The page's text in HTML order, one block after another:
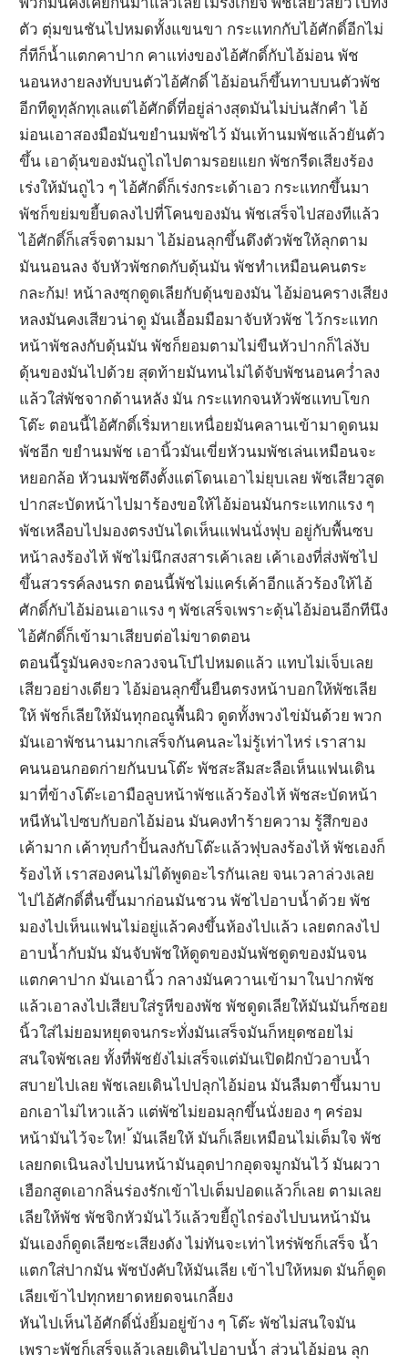
ตัว ตุ่มขนชันไปหมดทั้งแขนขา กระแทกกับไอ้ศักดิ์อีกไม่
กี่ทีก็น้ำแตกคาปาก คาแท่งของไอ้ศักดิ์กับไอ้ม่อน พัช
นอนหงายลงทับบนตัวไอ้ศักดิ์ ไอ้ม่อนก็ขึ้นทาบบนตัวพัช
อีกทีดูทุลักทุเลแต่ไอ้ศักดิ์ที่อยู่ล่างสุดมันไม่บ่นสักคำ ไอ้
ม่อนเอาสองมือมันขยำนมพัชไว้ มันเท้านมพัชแล้วยันตัว
ขึ้น เอาดุ้นของมันถูไถไปตามรอยแยก พัชกรีดเสียงร้อง
เร่งให้มันถูไว ๆ ไอ้ศักดิ์ก็เร่งกระเด้าเอว กระแทกขึ้นมา
พัชก็ขย่มขยี้บดลงไปที่โคนของมัน พัชเสร็จไปสองทีแล้ว
ไอ้ศักดิ์ก็เสร็จตามมา ไอ้ม่อนลุกขึ้นดึงตัวพัชให้ลุกตาม
มันนอนลง จับหัวพัชกดกับดุ้นมัน พัชทำเหมือนคนตระ
กละก้ม! หน้าลงซุกดูดเลียกับดุ้นของมัน ไอ้ม่อนครางเสียง
หลงมันคงเสียวน่าดู มันเอื้อมมือมาจับหัวพัช ไว้กระแทก
หน้าพัชลงกับดุ้นมัน พัชก็ยอมตามไม่ขืนหัวปากก็ไล่งับ
ดุ้นของมันไปด้วย สุดท้ายมันทนไม่ได้จับพัชนอนคว่ำลง
แล้วใส่พัชจากด้านหลัง มัน กระแทกจนหัวพัชแทบโขก
โต๊ะ ตอนนี้ไอ้ศักดิ์เริ่มหายเหนื่อยมันคลานเข้ามาดูดนม
พัชอีก ขยำนมพัช เอานิ้วมันเขี่ยหัวนมพัชเล่นเหมือนจะ
หยอกล้อ หัวนมพัชตึงตั้งแต่โดนเอาไม่ยุบเลย พัชเสียวสูด
ปากสะบัดหน้าไปมาร้องขอให้ไอ้ม่อนมันกระแทกแรง ๆ
พัชเหลือบไปมองตรงบันไดเห็นแฟนนั่งฟุบ อยู่กับพื้นซบ
หน้าลงร้องไห้ พัชไม่นึกสงสารเค้าเลย เค้าเองที่ส่งพัชไป
ขึ้นสวรรค์ลงนรก ตอนนี้พัชไม่แคร์เค้าอีกแล้วร้องให้ไอ้
ศักดิ์กับไอ้ม่อนเอาแรง ๆ พัชเสร็จเพราะดุ้นไอ้ม่อนอีกทีนึง
ไอ้ศักดิ์ก็เข้ามาเสียบต่อไม่ขาดตอน
ตอนนี้รูมันคงจะกลวงจนโบ๋ไปหมดแล้ว แทบไม่เจ็บเลย
เสียวอย่างเดียว ไอ้ม่อนลุกขึ้นยืนตรงหน้าบอกให้พัชเลีย
ให้ พัชก็เลียให้มันทุกอณูพื้นผิว ดูดทั้งพวงไข่มันด้วย พวก
มันเอาพัชนานมากเสร็จกันคนละไม่รู้เท่าไหร่ เราสาม
คนนอนกอดก่ายกันบนโต๊ะ พัชสะลึมสะลือเห็นแฟนเดิน
มาที่ข้างโต๊ะเอามือลูบหน้าพัชแล้วร้องไห้ พัชสะบัดหน้า
หนีหันไปซบกับอกไอ้ม่อน มันคงทำร้ายความ รู้สึกของ
เค้ามาก เค้าทุบกำปั้นลงกับโต๊ะแล้วฟุบลงร้องไห้ พัชเองก็
ร้องไห้ เราสองคนไม่ได้พูดอะไรกันเลย จนเวลาล่วงเลย
ไปไอ้ศักดิ์ตื่นขึ้นมาก่อนมันชวน พัชไปอาบน้ำด้วย พัช
มองไปเห็นแฟนไม่อยู่แล้วคงขึ้นห้องไปแล้ว เลยตกลงไป
อาบน้ำกับมัน มันจับพัชให้ดูดของมันพัชดูดของมันจน
แตกคาปาก มันเอานิ้ว กลางมันควานเข้ามาในปากพัช
แล้วเอาลงไปเสียบใส่รูหีของพัช พัชดูดเลียให้มันมันก็ซอย
นิ้วใส่ไม่ยอมหยุดจนกระทั่งมันเสร็จมันก็หยุดซอยไม่
สนใจพัชเลย ทั้งที่พัชยังไม่เสร็จแต่มันเปิดฝักบัวอาบน้ำ
สบายไปเลย พัชเลยเดินไปปลุกไอ้ม่อน มันลืมตาขึ้นมาบ
อกเอาไม่ไหวแล้ว แต่พัชไม่ยอมลุกขึ้นนั่งยอง ๆ คร่อม
หน้ามันไว้จะให! ้มันเลียให้ มันก็เลียเหมือนไม่เต็มใจ พัช
เลยกดเนินลงไปบนหน้ามันอุดปากอุดจมูกมันไว้ มันผวา
เฮือกสูดเอากลิ่นร่องรักเข้าไปเต็มปอดแล้วก็เลย ตามเลย
เลียให้พัช พัชจิกหัวมันไว้แล้วขยี้ถูไถร่องไปบนหน้ามัน
มันเองก็ดูดเลียซะเสียงดัง ไม่ทันจะเท่าไหร่พัชก็เสร็จ น้ำ
แตกใส่ปากมัน พัชบังคับให้มันเลีย เข้าไปให้หมด มันก็ดูด
เลียเข้าไปทุกหยาดหยดจนเกลี้ยง
หันไปเห็นไอ้ศักดิ์นั่งยิ้มอยู่ข้าง ๆ โต๊ะ พัชไม่สนใจมัน
เพราะพัชก็เสร็จแล้วเลยเดินไปอาบน้ำ ส่วนไอ้ม่อน ลุก